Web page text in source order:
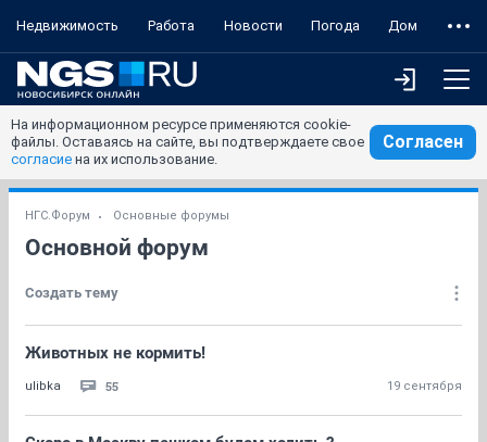
Недвижимость Работа Новости Погода Дом
На информационном ресурсе применяются cookie-
файлы. Оставаясь на сайте, вы подтверждаете свое
согласие на их использование.
Согласен
НГС.Форум Основные форумы
Основной форум
Создать тему
Животных не кормить!
ulibka 55 19 сентября